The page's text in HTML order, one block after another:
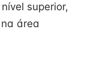
superior,
área